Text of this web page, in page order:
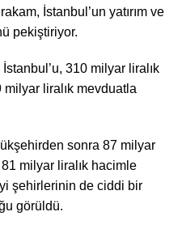
İstanbul’un yatırım ve
pekiştiriyor.
İstanbul’u, 310 milyar liralık
milyar liralık mevduatla
sonra 87 milyar
milyar liralık hacimle
şehirlerinin de ciddi bir
görüldü.